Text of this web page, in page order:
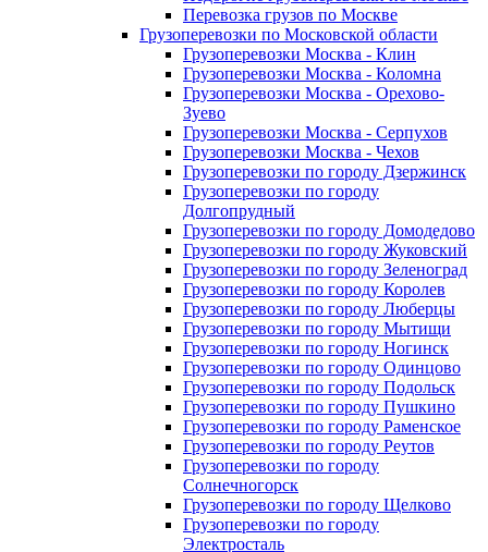
Перевозка грузов по Москве
Грузоперевозки по Московской области
Грузоперевозки Москва - Клин
Грузоперевозки Москва - Коломна
Грузоперевозки Москва - Орехово-
Зуево
Грузоперевозки Москва - Серпухов
Грузоперевозки Москва - Чехов
Грузоперевозки по городу Дзержинск
Грузоперевозки по городу
Долгопрудный
Грузоперевозки по городу Домодедово
Грузоперевозки по городу Жуковский
Грузоперевозки по городу Зеленоград
Грузоперевозки по городу Королев
Грузоперевозки по городу Люберцы
Грузоперевозки по городу Мытищи
Грузоперевозки по городу Ногинск
Грузоперевозки по городу Одинцово
Грузоперевозки по городу Подольск
Грузоперевозки по городу Пушкино
Грузоперевозки по городу Раменское
Грузоперевозки по городу Реутов
Грузоперевозки по городу
Солнечногорск
Грузоперевозки по городу Щелково
Грузоперевозки по городу
Электросталь